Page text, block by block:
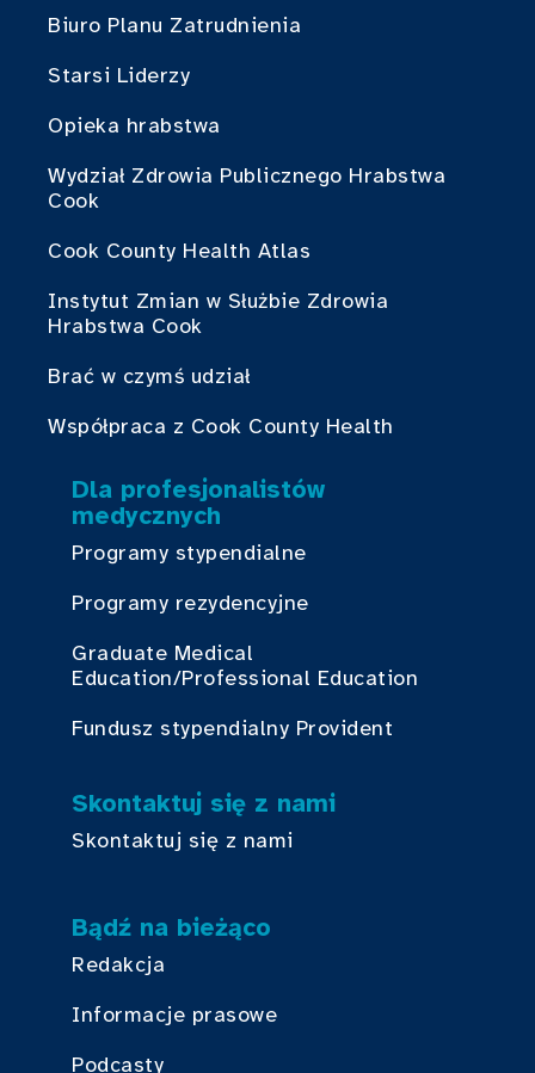
Biuro Planu Zatrudnienia
Starsi Liderzy
Opieka hrabstwa
Wydział Zdrowia Publicznego Hrabstwa
Cook
Cook County Health Atlas
Instytut Zmian w Służbie Zdrowia
Hrabstwa Cook
Brać w czymś udział
Współpraca z Cook County Health
Dla profesjonalistów
medycznych
Programy stypendialne
Programy rezydencyjne
Graduate Medical
Education/Professional Education
Fundusz stypendialny Provident
Skontaktuj się z nami
Skontaktuj się z nami
Bądź na bieżąco
Redakcja
Informacje prasowe
Podcasty